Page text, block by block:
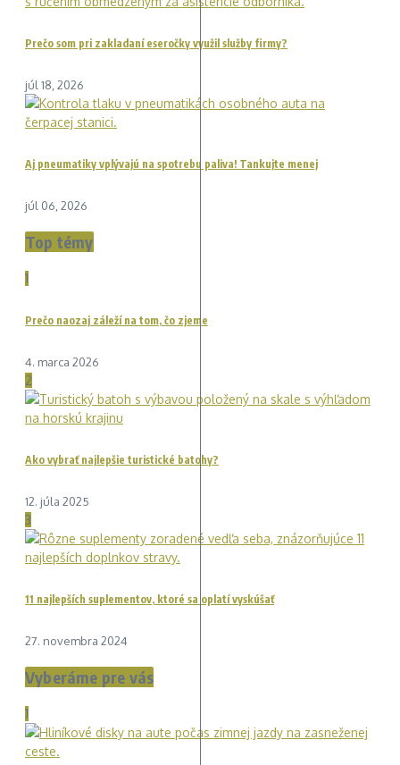
Prečo som pri zakladaní eseročky využil služby firmy?
júl 18, 2026
Aj pneumatiky vplývajú na spotrebu paliva! Tankujte menej
júl 06, 2026
Top témy
1
Prečo naozaj záleží na tom, čo zjeme
4. marca 2026
2
Ako vybrať najlepšie turistické batohy?
12. júla 2025
3
11 najlepších suplementov, ktoré sa oplatí vyskúšať
27. novembra 2024
Vyberáme pre vás
1